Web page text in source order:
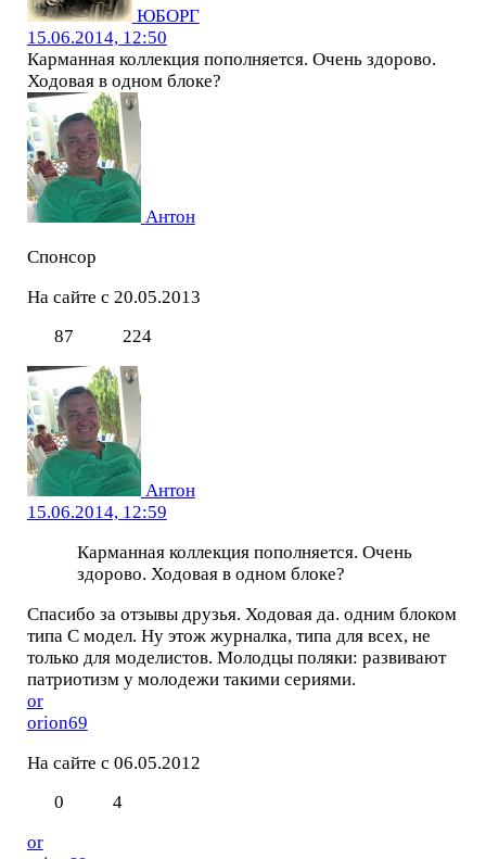
ЮБОРГ
15.06.2014, 12:50
Карманная коллекция пополняется. Очень здорово.
Ходовая в одном блоке?
Антон
Спонсор
На сайте с 20.05.2013
87
224
Антон
15.06.2014, 12:59
Карманная коллекция пополняется. Очень
здорово. Ходовая в одном блоке?
Спасибо за отзывы друзья. Ходовая да. одним блоком
типа С модел. Ну этож журналка, типа для всех, не
только для моделистов. Молодцы поляки: развивают
патриотизм у молодежи такими сериями.
or
orion69
На сайте с 06.05.2012
0
4
or